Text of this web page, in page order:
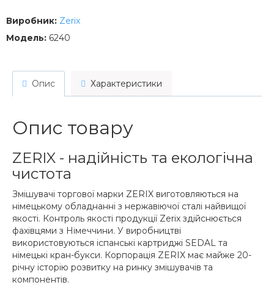
Виробник: Zerix
Модель: 6240
Опис Характеристики
Опис товару
ZERIX - надійність та екологічна
чистота
Змішувачі торгової марки ZERIX виготовляються на
німецькому обладнанні з нержавіючої сталі найвищої
якості. Контроль якості продукції Zerix здійснюється
фахівцями з Німеччини. У виробництві
використовуються іспанські картриджі SEDAL та
німецькі кран-букси. Корпорація ZERIX має майже 20-
річну історію розвитку на ринку змішувачів та
компонентів.